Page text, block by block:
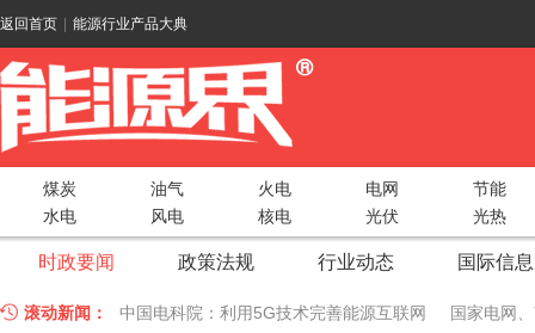
返回首页 能源行业产品大典
煤炭 油气 火电 电网
节能
水电
风电 核电 光伏 光热
时政要闻 政策法规 行业动态 国际信息
滚动新闻： 中国电科院：利用5G技术完善能源互联网 国家电网